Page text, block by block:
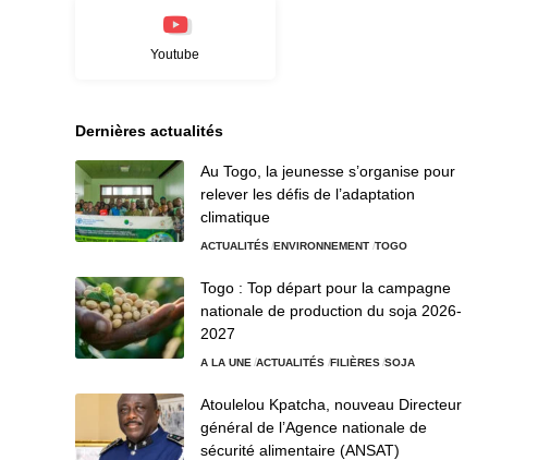
Youtube
Dernières actualités
Au Togo, la jeunesse s’organise pour
relever les défis de l’adaptation
climatique
ACTUALITÉS ENVIRONNEMENT TOGO
Togo : Top départ pour la campagne
nationale de production du soja 2026-
2027
A LA UNE ACTUALITÉS FILIÈRES SOJA
Atoulelou Kpatcha, nouveau Directeur
général de l’Agence nationale de
sécurité alimentaire (ANSAT)